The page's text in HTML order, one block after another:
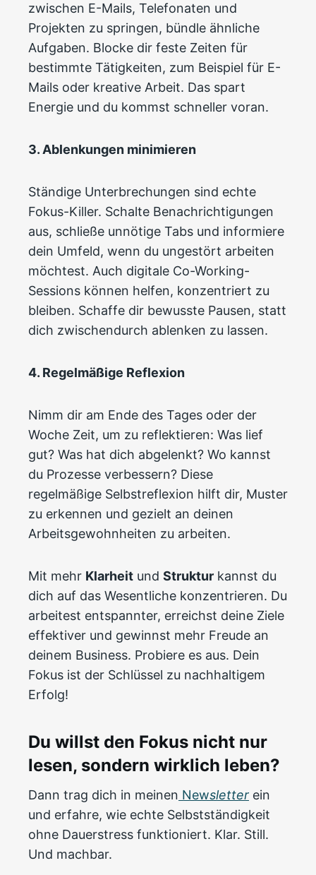
zwischen E-Mails, Telefonaten und
Projekten zu springen, bündle ähnliche
Aufgaben. Blocke dir feste Zeiten für
bestimmte Tätigkeiten, zum Beispiel für E-
Mails oder kreative Arbeit. Das spart
Energie und du kommst schneller voran.
3. Ablenkungen minimieren
Ständige Unterbrechungen sind echte
Fokus-Killer. Schalte Benachrichtigungen
aus, schließe unnötige Tabs und informiere
dein Umfeld, wenn du ungestört arbeiten
möchtest. Auch digitale Co-Working-
Sessions können helfen, konzentriert zu
bleiben. Schaffe dir bewusste Pausen, statt
dich zwischendurch ablenken zu lassen.
4. Regelmäßige Reflexion
Nimm dir am Ende des Tages oder der
Woche Zeit, um zu reflektieren: Was lief
gut? Was hat dich abgelenkt? Wo kannst
du Prozesse verbessern? Diese
regelmäßige Selbstreflexion hilft dir, Muster
zu erkennen und gezielt an deinen
Arbeitsgewohnheiten zu arbeiten.
Mit mehr Klarheit und Struktur kannst du
dich auf das Wesentliche konzentrieren. Du
arbeitest entspannter, erreichst deine Ziele
effektiver und gewinnst mehr Freude an
deinem Business. Probiere es aus. Dein
Fokus ist der Schlüssel zu nachhaltigem
Erfolg!
Du willst den Fokus nicht nur
lesen, sondern wirklich leben?
Dann trag dich in meinen Newsletter ein
und erfahre, wie echte Selbstständigkeit
ohne Dauerstress funktioniert. Klar. Still.
Und machbar.